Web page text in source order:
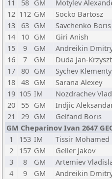
11
58 GM Motylev
12 112 GM Socko Bartosz
13
63 GM Savchenko Boris
14
10 GM Giri Anish
15
9 GM Andreikin
16
7 GM Duda Jan-
17 80 GM Sychev Klementy
18 48 GM Sarana Alexey
19 105 IM Nozdrachev
20
55 GM Indjic
21
29 GM Gelfand Boris
GM Cheparinov Ivan 2647
1
153 IM Tissir Mohamed
2
157 GM Geller Jakov
3
8 GM Artemiev
4
9 GM Andreikin